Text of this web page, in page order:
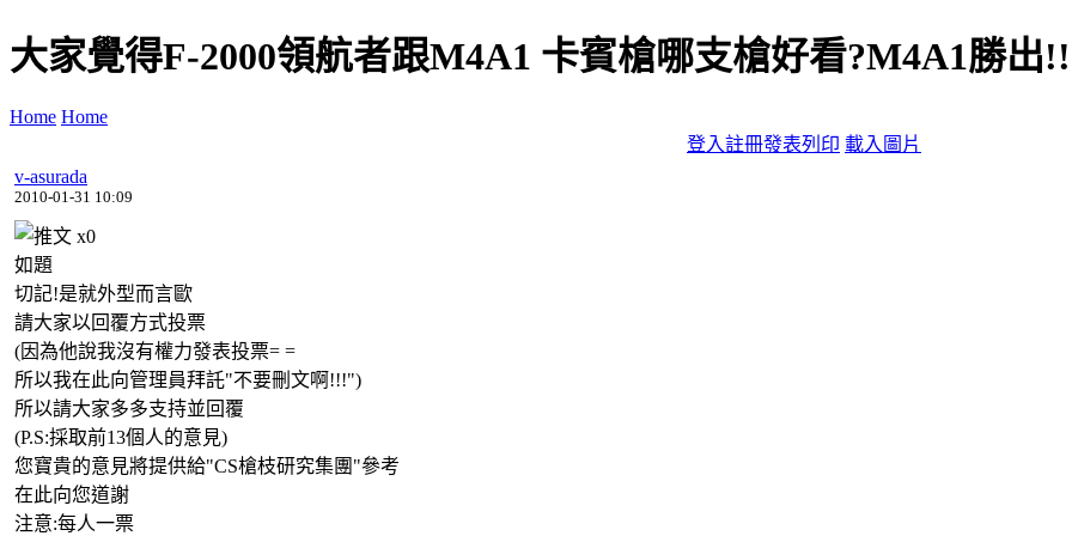
大家覺得F-2000領航者跟M4A1 卡賓槍哪支槍好看?M4A1勝出
Home Home
登入註冊發表列印 載入圖片
v-asurada
2010-01-31 10:09
x0
如題
切記!是就外型而言歐
請大家以回覆方式投票
(因為他說我沒有權力發表投票= =
所以我在此向管理員拜託"不要刪文啊!!!")
所以請大家多多支持並回覆
(P.S:採取前13個人的意見)
您寶貴的意見將提供給"CS槍枝研究集團"參考
在此向您道謝
注意:每人一票